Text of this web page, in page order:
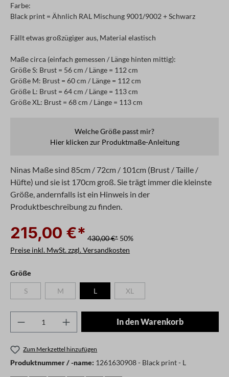
Farbe:
Black print = Ähnlich RAL Mischung 9001/9002 + Schwarz
Fällt etwas großzügiger aus, Material elastisch
Maße circa (einfach gemessen / Länge hinten mittig):
Größe S: Brust = 56 cm / Länge = 112 cm
Größe M: Brust = 60 cm / Länge = 112 cm
Größe L: Brust = 64 cm / Länge = 113 cm
Größe XL: Brust = 68 cm / Länge = 113 cm
Welche Größe passt mir?
Hier klicken zur Produktmaße-Anleitung
Ninas Maße sind 85cm / 72cm / 101cm (Brust / Taille /
Hüfte) und sie ist 170cm groß. Sie trägt immer die kleinste
Größe, andernfalls ist ein Hinweis in der
Produktbeschreibung zu finden.
215,00 €* 430,00 €* 50%
Preise inkl. MwSt. zzgl. Versandkosten
Größeauswählen
S
(Diese Option ist zurzeit nicht verfügbar.)
M(Diese Option ist zurzeit nicht verfügbar.)
L XL(Diese Option ist zurzeit nicht
Produkt Anzahl: Gib den gewünschten
In den Warenkorb
Zum Merkzettel hinzufügen
Produktnummer / -name: 1261630908 - Black print - L